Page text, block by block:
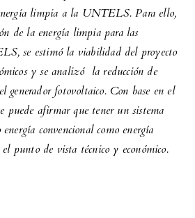
limpia a la UNTELS. Para ello,
de la energía limpia para las
se estimó la viabilidad del proyecto
y se analizó la reducción de
generador fotovoltaico. Con base en el
puede afirmar que tener un sistema
convencional como energía
punto de vista técnico y económico.